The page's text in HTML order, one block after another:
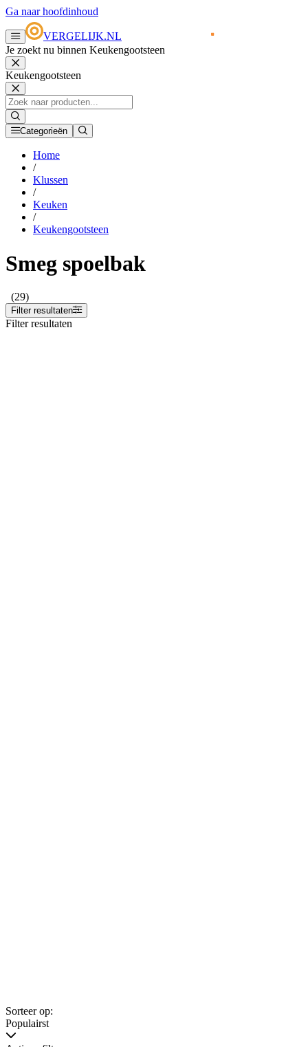
Ga naar hoofdinhoud
VERGELIJK.NL
Je zoekt nu binnen Keukengootsteen
Keukengootsteen
Categorieën
Home
/
Klussen
/
Keuken
/
Keukengootsteen
Smeg spoelbak
(29)
Filter resultaten
Filter resultaten
Sorteer op:
Populairst